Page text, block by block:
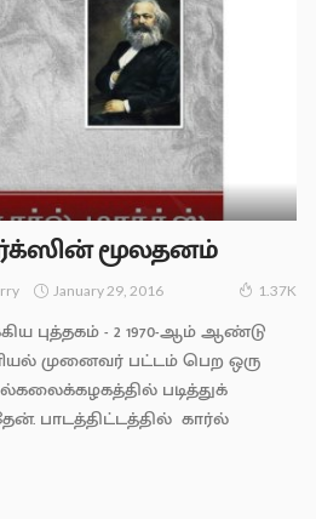
மூலதனம்
January 29, 2016 1.37K
புத்தகம் - 2 1970-ஆம் ஆண்டு
முனைவர் பட்டம் பெற ஒரு
படித்துக்
பாடத்திட்டத்தில் கார்ல்